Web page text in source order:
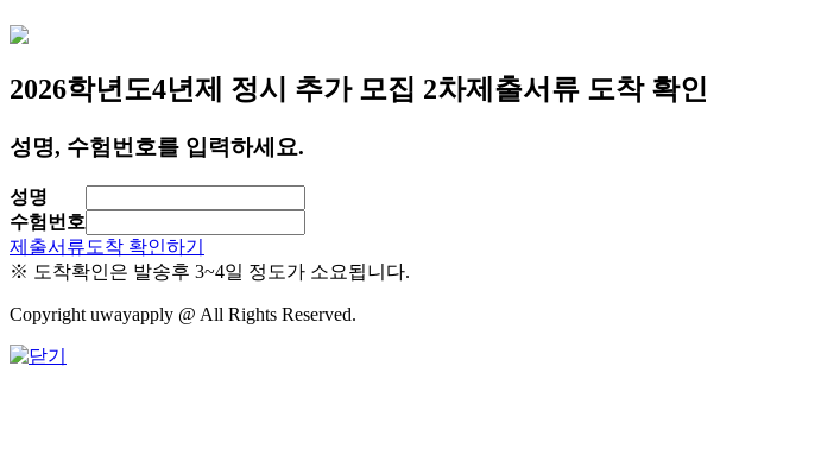
2026학년도4년제 정시 추가 모집 2차제출서류 도착 확인
성명, 수험번호를 입력하세요.
성명
수험번호
제출서류도착 확인하기
※ 도착확인은 발송후 3~4일 정도가 소요됩니다.
Copyright uwayapply @ All Rights Reserved.